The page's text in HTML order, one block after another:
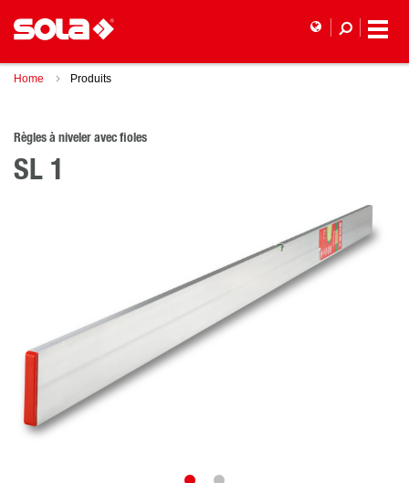
Home Produits
Règles à niveler avec fioles
SL 1